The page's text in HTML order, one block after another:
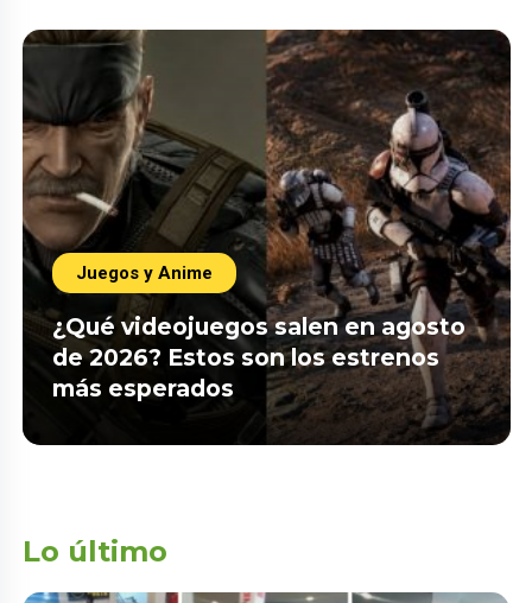
Juegos y Anime
¿Qué videojuegos salen en agosto
de 2026? Estos son los estrenos
más esperados
Lo último